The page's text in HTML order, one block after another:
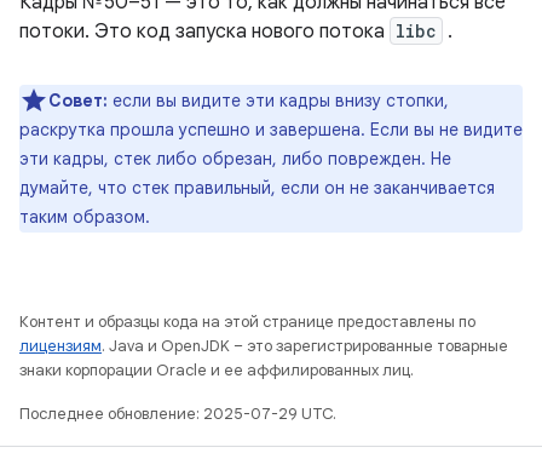
потоки. Это код запуска нового потока libc .
Совет: если вы видите эти кадры внизу стопки,
раскрутка прошла успешно и завершена. Если вы не видите
эти кадры, стек либо обрезан, либо поврежден. Не
думайте, что стек правильный, если он не заканчивается
таким образом.
Контент и образцы кода на этой странице предоставлены по
лицензиям. Java и OpenJDK – это зарегистрированные товарные
знаки корпорации Oracle и ее аффилированных лиц.
Последнее обновление: 2025-07-29 UTC.